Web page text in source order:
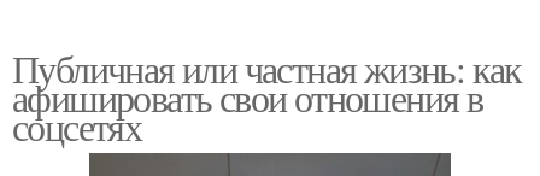
Публичная или частная жизнь: как
афишировать свои отношения в
соцсетях